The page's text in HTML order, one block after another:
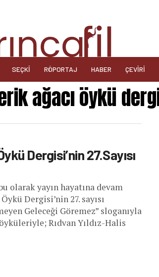
SEÇKI RÖPORTAJ HABER ÇEVIRI
ağacı öykü
Dergisi’nin 27.Sayısı
olarak yayın hayatına devam
Dergisi’nin 27. sayısı
Geleceği Göremez” sloganıyla
Rıdvan Yıldız-Halis